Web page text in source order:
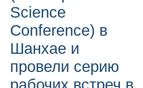
Science
Conference) в
Шанхае и
провели серию